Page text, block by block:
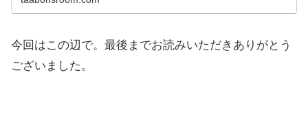
今回はこの辺で。最後までお読みいただきありがとう
ございました。